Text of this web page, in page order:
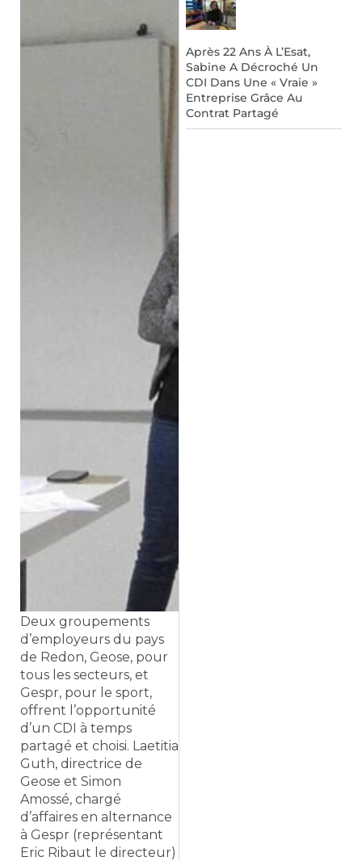
Deux groupements
d’employeurs du pays
de Redon, Geose, pour
tous les secteurs, et
Gespr, pour le sport,
offrent l’opportunité
d’un CDI à temps
partagé et choisi. Laetitia
Guth, directrice de
Geose et Simon
Amossé, chargé
d’affaires en alternance
à Gespr (représentant
Eric Ribaut le directeur)
Après 22 Ans À L’Esat,
Sabine A Décroché Un
CDI Dans Une « Vraie »
Entreprise Grâce Au
Contrat Partagé